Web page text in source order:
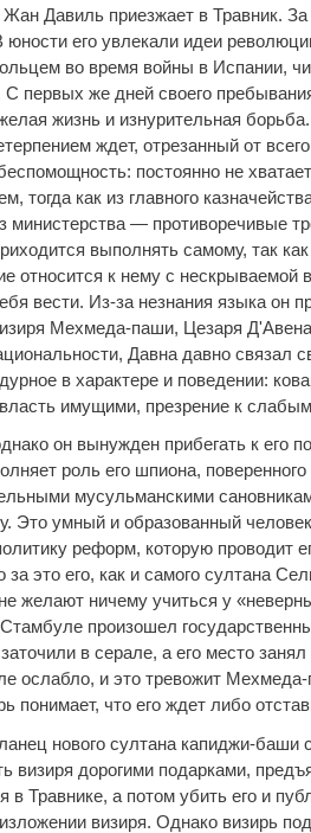
Давиль приезжает в Травник.
его увлекали идеи
во время войны в Испании,
С первых же дней своего
жизнь и изнурительная
ждет, отрезанный от
постоянно не
тогда как из главного
— противоречивые
выполнять самому, так как
относится к нему с нескрываемой
вести. Из-за незнания языка он
Мехмеда-паши, Цезаря
Давна давно связал
в характере и поведении:
имущими, презрение к
он вынужден прибегать к его
роль его шпиона,
мусульманскими
Это умный и образованный
реформ, которую проводит
это его, как и самого султана
желают ничему учиться у
произошел
в серале, а его место
ослабло, и это тревожит
понимает, что его ждет либо
нового султана капиджи-баши
визиря дорогими подарками,
Травнике, а потом убить его и
визиря. Однако визирь